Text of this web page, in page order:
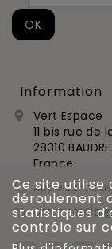
Information

Vert Espace
11 bis rue de
28310
France
 Appelez-

Ce site utilise
déroulement
statistiques
contrôle sur